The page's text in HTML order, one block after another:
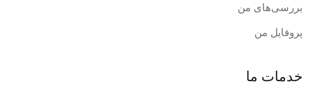
بررسی‌های من
پروفایل من
خدمات ما